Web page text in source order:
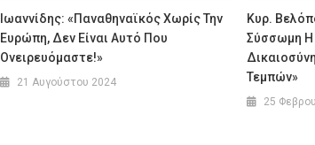
Ιωαννίδης: «Παναθηναϊκός Χωρίς Την
Ευρώπη, Δεν Είναι Αυτό Που
Ονειρευόμαστε!»
21 Αυγούστου 2024
Κυρ.
Σύσσωμη Η
Τεμπών»
25